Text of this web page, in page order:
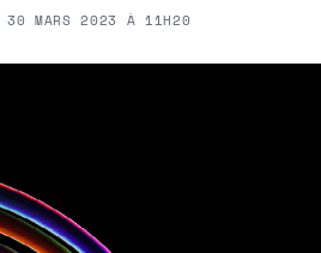
30 MARS 2023 À 11H20